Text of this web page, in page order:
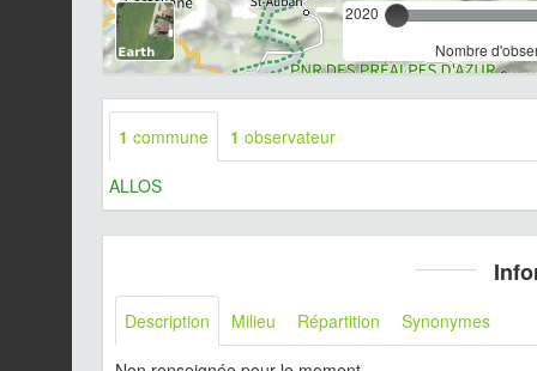
2020
Nombre
1 commune 1 observateur
ALLOS
Description Milieu Répartition Synonymes